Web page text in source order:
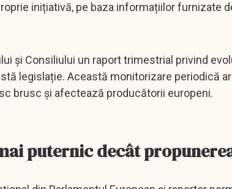
inițiativă, pe baza informațiilor furnizate
și Consiliului un raport trimestrial privind
legislație. Această monitorizare periodică
brusc și afectează producătorii europeni.
puternic decât